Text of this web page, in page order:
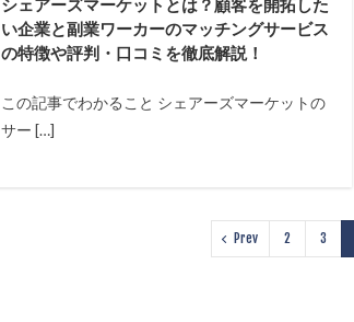
シェアーズマーケットとは？顧客を開拓した
い企業と副業ワーカーのマッチングサービス
の特徴や評判・口コミを徹底解説！
この記事でわかること シェアーズマーケットの
サー […]
Prev 2 3